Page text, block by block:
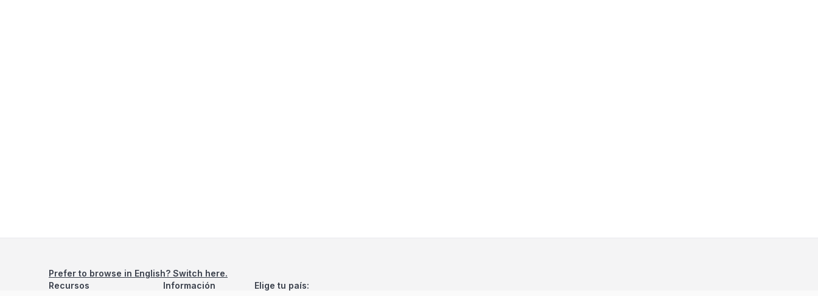
Prefer to browse in English? Switch here.
Recursos
Información Elige tu país: